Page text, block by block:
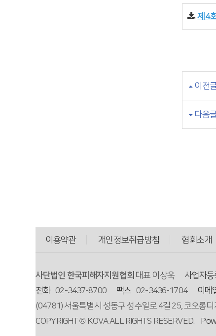
제4
이전
다음
이용약관 개인정보취급방침 협회소개
사단법인 한국피해자지원협회 대표 이상욱 사업자
전화 02-3437-8700 팩스 02-3436-1704 이메
(04781) 서울특별시 성동구 성수일로 4길 25, 코오롱
COPYRIGHT © KOVA ALL RIGHTS RESERVED.